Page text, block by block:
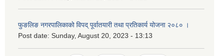
फुङलिङ नगरपालिकाको विपद् पूर्वातयारी तथा प्रतिकार्य योजना २०८० ।
Post date: Sunday, August 20, 2023 - 13:13